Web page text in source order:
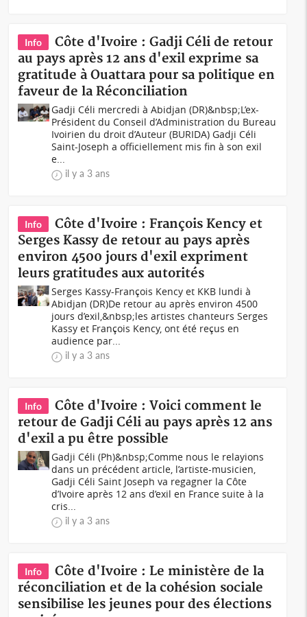
Info
Côte d'Ivoire : Gadji Céli de retour
au pays après 12 ans d'exil exprime sa
gratitude à Ouattara pour sa politique en
faveur de la Réconciliation
Gadji Céli mercredi à Abidjan (DR)&nbsp;L’ex-
Président du Conseil d’Administration du Bureau
Ivoirien du droit d’Auteur (BURIDA) Gadji Céli
Saint-Joseph a officiellement mis fin à son exil
e...
il y a 3 ans
Info
Côte d'Ivoire : François Kency et
Serges Kassy de retour au pays après
environ 4500 jours d'exil expriment
leurs gratitudes aux autorités
Serges Kassy-François Kency et KKB lundi à
Abidjan (DR)De retour au après environ 4500
jours d’exil,&nbsp;les artistes chanteurs Serges
Kassy et François Kency, ont été reçus en
audience par...
il y a 3 ans
Info
Côte d'Ivoire : Voici comment le
retour de Gadji Céli au pays après 12 ans
d'exil a pu être possible
Gadji Céli (Ph)&nbsp;Comme nous le relayions
dans un précédent article, l’artiste-musicien,
Gadji Céli Saint Joseph va regagner la Côte
d’Ivoire après 12 ans d’exil en France suite à la
cris...
il y a 3 ans
Info
Côte d'Ivoire : Le ministère de la
réconciliation et de la cohésion sociale
sensibilise les jeunes pour des élections